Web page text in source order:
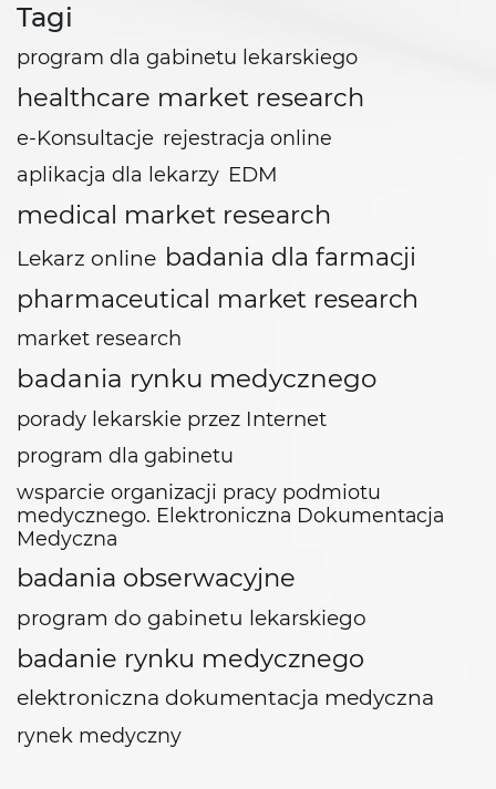
Tagi
program dla gabinetu lekarskiego
healthcare market research
e-Konsultacje rejestracja online
aplikacja dla lekarzy EDM
medical market research
Lekarz online badania dla farmacji
pharmaceutical market research
market research
badania rynku medycznego
porady lekarskie przez Internet
program dla gabinetu
wsparcie organizacji pracy podmiotu
medycznego. Elektroniczna Dokumentacja
Medyczna
badania obserwacyjne
program do gabinetu lekarskiego
badanie rynku medycznego
elektroniczna dokumentacja medyczna
rynek medyczny